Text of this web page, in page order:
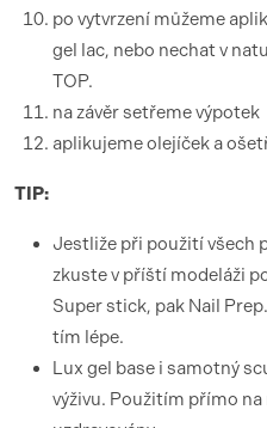
po vytvrzení můžeme
gel lac, nebo nechat v
TOP.
na závěr setřeme výpotek
aplikujeme olejíček a
TIP:
Jestliže při použití všech
zkuste v příští modeláži
Super stick, pak Nail
tím lépe.
Lux gel base i samotný
výživu. Použitím přímo na